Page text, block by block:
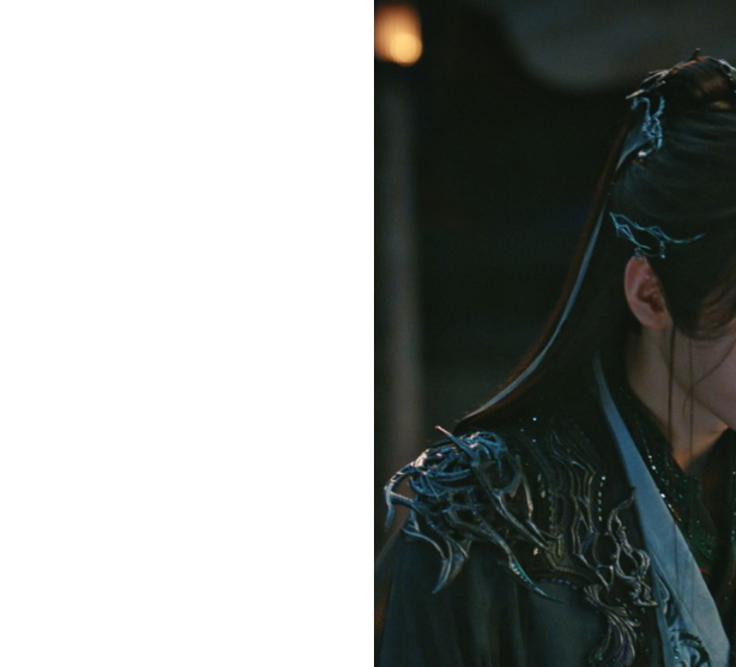
(C)YOUKU INFORMATION TECHNOLOGY(Beijing) CO.,LTD.
(C)YOUKU INFORMATION TECHNOLOGY(Beijing) CO.,LTD.